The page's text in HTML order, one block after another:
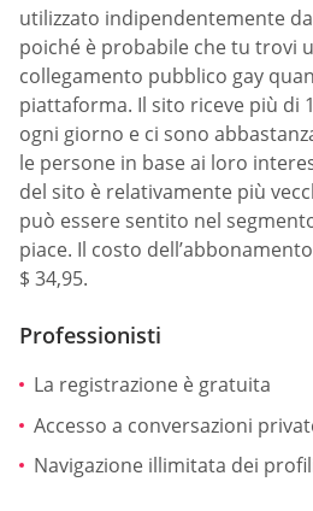
utilizzato indipendentemente
poiché è probabile che tu trovi
collegamento pubblico gay
piattaforma. Il sito riceve più di
ogni giorno e ci sono
le persone in base ai loro
del sito è relativamente più
può essere sentito nel
piace. Il costo
$ 34,95.
Professionisti
La registrazione è gratuita
Accesso a conversazioni
Navigazione illimitata dei